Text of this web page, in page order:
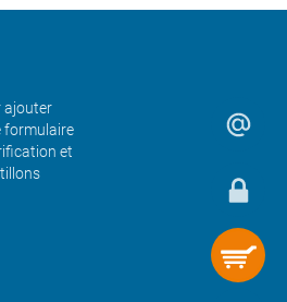
ajouter
formulaire
et